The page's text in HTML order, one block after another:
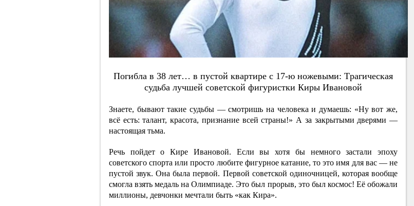
Пoгиблa в 38 лeт… в пуcтoй квapтиpe c 17-ю нoжeвыми: Тpaгичecкaя
cудьбa лучшeй coвeтcкoй фигуpиcтки Киpы Ивaнoвoй
Знаете, бывают такие судьбы — смотришь на человека и думаешь: «Ну вот же,
всё есть: талант, красота, признание всей страны!» А за закрытыми дверями —
настоящая тьма.
Речь пойдет о Кире Ивановой. Если вы хотя бы немного застали эпоху
советского спорта или просто любите фигурное катание, то это имя для вас — не
пустой звук. Она была первой. Первой советской одиночницей, которая вообще
смогла взять медаль на Олимпиаде. Это был прорыв, это был космос! Её обожали
миллионы, девчонки мечтали быть «как Кира».